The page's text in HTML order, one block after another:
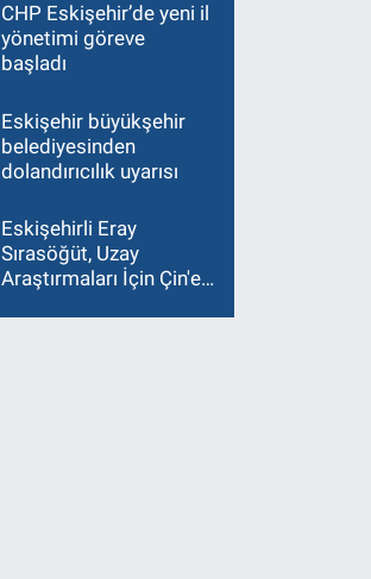
CHP Eskişehir’de yeni il
yönetimi göreve
başladı
Eskişehir büyükşehir
belediyesinden
dolandırıcılık uyarısı
Eskişehirli Eray
Sırasöğüt, Uzay
Araştırmaları İçin Çin'e